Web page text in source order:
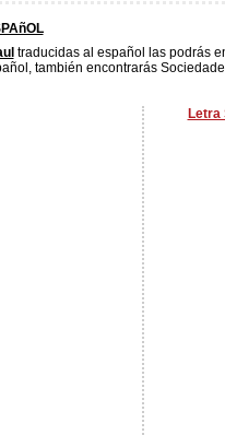
traducidas al español las podrás
también encontrarás
Letra